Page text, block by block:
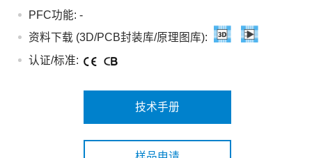
PFC功能: -
资料下载 (3D/PCB封装库/原理图库):
认证/标准:
技术手册